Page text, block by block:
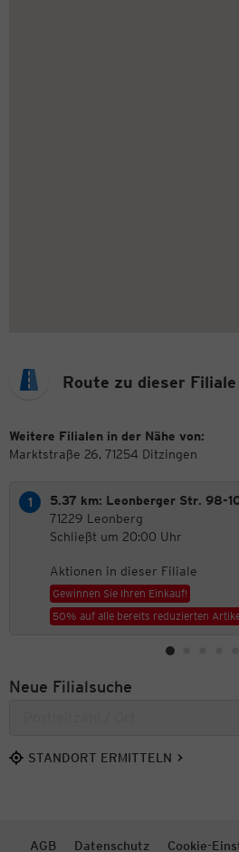
Route zu dieser Filiale
Weitere Filialen in der Nähe von:
Marktstraße 26, 71254 Ditzingen
5.37 km: Leonberger Str. 98-
71229 Leonberg
Schließt um 20:00 Uhr
Aktionen in dieser Filiale
Gewinnen Sie Ihren Einkauf!
50% auf alle bereits reduzierten
Neue Filialsuche
STANDORT ERMITTELN
AGB Datenschutz Cookie-